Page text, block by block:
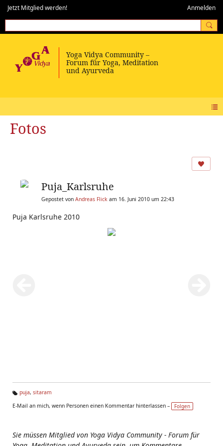
Jetzt Mitglied werden! Anmelden
Fotos
Puja_Karlsruhe
Gepostet von Andreas Flick am 16. Juni 2010 um 22:43
Puja Karlsruhe 2010
g
puja, sitaram
E-Mail an mich, wenn Personen einen Kommentar hinterlassen –
Folgen
Sie müssen Mitglied von Yoga Vidya Community - Forum für